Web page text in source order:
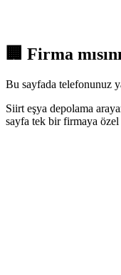
🏢 Firma
Bu sayfada telefonunuz
Siirt eşya depolama
sayfa tek bir firmaya özel